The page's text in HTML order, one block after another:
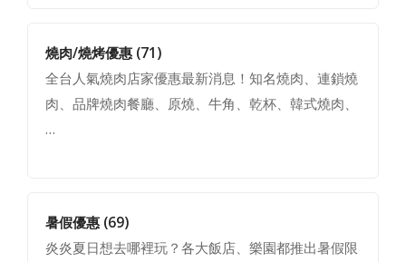
燒肉/燒烤優惠(71)
全台人氣燒肉店家優惠最新消息！知名燒肉、連鎖燒
肉、品牌燒肉餐廳、原燒、牛角、乾杯、韓式燒肉、
…
暑假優惠 (69)
炎炎夏日想去哪裡玩？各大飯店、樂園都推出暑假限